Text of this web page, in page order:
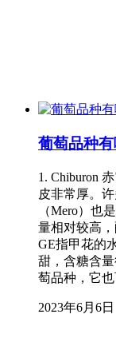
葡萄品种
1. Chiburon
皮非常厚。
（Mero）也
量相对较高
GE指甲花的
甜，含糖含
萄品种，它
2023年6月6日